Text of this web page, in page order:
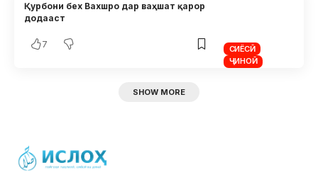
СИЁСӢ
ҶИНОӢ
Қурбони бех Вахшро дар ваҳшат қарор
додааст
7
SHOW MORE